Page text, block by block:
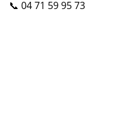
📞 04 71 59 95 73